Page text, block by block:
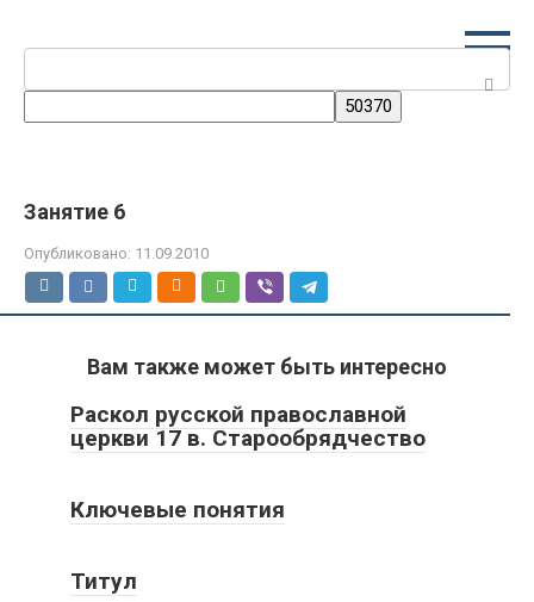
Занятие 6
Опубликовано: 11.09.2010
Вам также может быть интересно
Раскол русской православной
церкви 17 в. Старообрядчество
Ключевые понятия
Титул